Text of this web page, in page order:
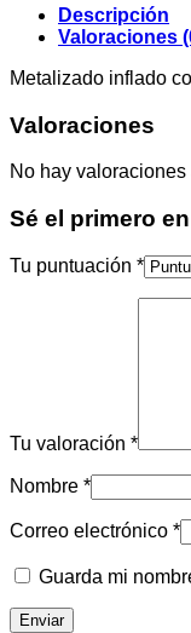
Descripción
Valoraciones
Metalizado inflado
Valoraciones
No hay valoraciones
Sé el primero
Tu puntuación *
Tu valoración *
Nombre *
Correo electrónico *
Guarda mi